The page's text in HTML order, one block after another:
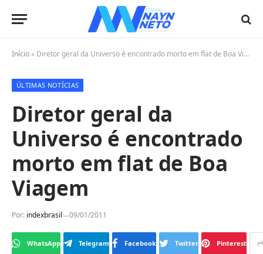
Início » Diretor geral da Universo é encontrado morto em flat de Boa Viagem
ÚLTIMAS NOTÍCIAS
Diretor geral da
Universo é encontrado
morto em flat de Boa
Viagem
Por: indexbrasil 09/01/2011
WhatsApp Telegram Facebook Twitter Pinterest